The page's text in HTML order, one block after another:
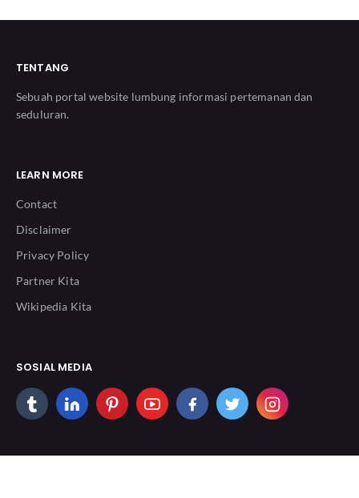
TENTANG
Sebuah portal website lumbung informasi pertemanan dan
seduluran.
LEARN MORE
Contact
Disclaimer
Privacy Policy
Partner Kita
Wikipedia Kita
SOSIAL MEDIA